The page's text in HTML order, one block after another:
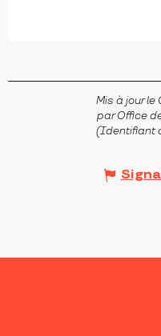
Mis à jour le
par Office
(Identifiant